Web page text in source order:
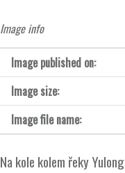
Image info
Image published on:
Image size:
Image file name:
Na kole kolem řeky Yulong